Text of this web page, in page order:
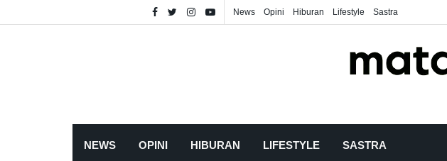
News Opini Hiburan Lifestyle Sastra
NEWS OPINI HIBURAN LIFESTYLE SASTRA